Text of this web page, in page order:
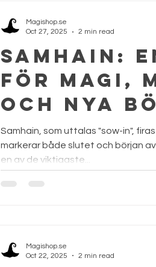
Samhain:
för magi,
och nya
🎃✨
Samhain, som uttalas "sow-in",
markerar både slutet och början
en av de viktigaste...
Magishop.se
Oct 27, 2025
2 min read
Magishop.se
Oct 22, 2025
2 min read